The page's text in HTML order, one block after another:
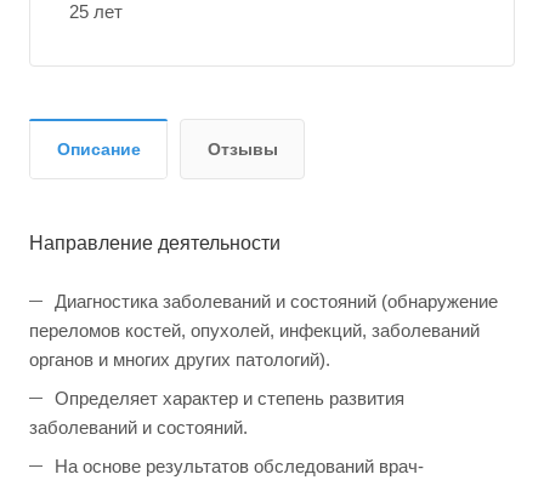
25 лет
Описание Отзывы
Направление деятельности
Диагностика заболеваний и состояний (обнаружение
переломов костей, опухолей, инфекций, заболеваний
органов и многих других патологий).
Определяет характер и степень развития
заболеваний и состояний.
На основе результатов обследований врач-